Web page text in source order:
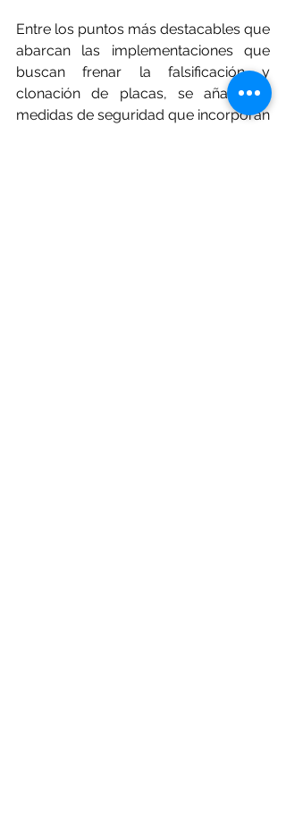
Entre los puntos más destacables que
abarcan las implementaciones que
buscan frenar la falsificación y
clonación de placas, se añadieron
medidas de seguridad que incorporan